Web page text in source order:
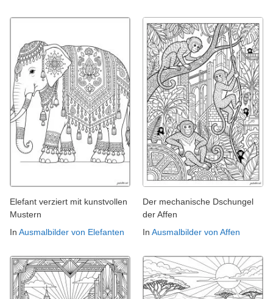
Elefant verziert mit kunstvollen
Mustern
In Ausmalbilder von Elefanten
Der mechanische Dschungel
der Affen
In Ausmalbilder von Affen